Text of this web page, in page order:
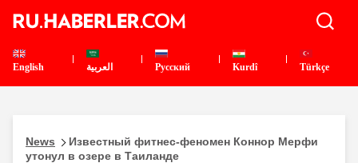
English العربية Pусский Kurdî Türkçe
News
Известный фитнес-феномен Коннор Мерфи
утонул в озере в Таиланде